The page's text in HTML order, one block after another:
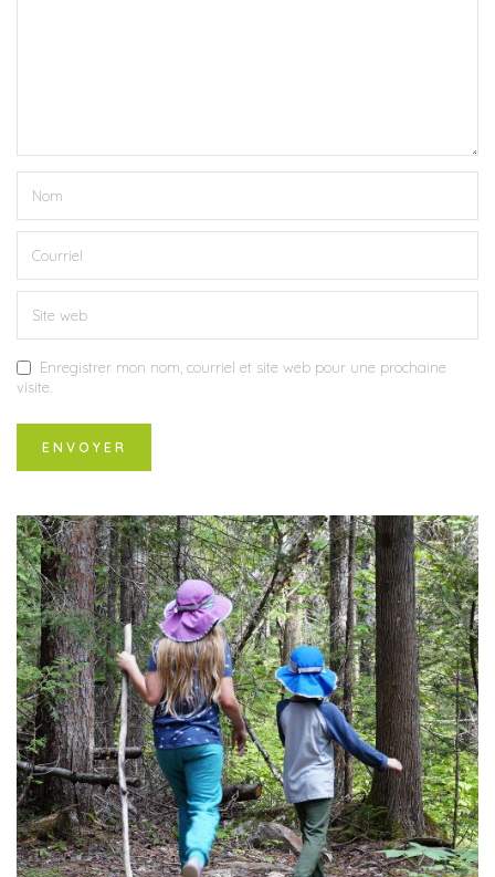
Enregistrer mon nom, courriel et site web pour une prochaine
visite.